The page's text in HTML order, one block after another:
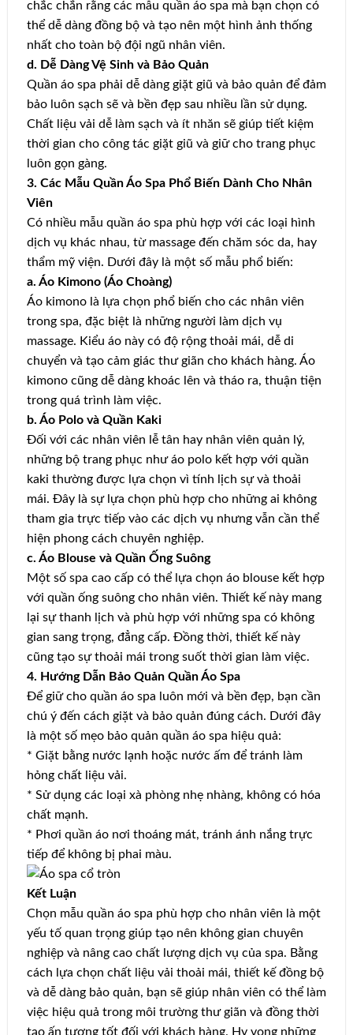
chắc chắn rằng các mẫu quần áo spa mà bạn chọn có
thể dễ dàng đồng bộ và tạo nên một hình ảnh thống
nhất cho toàn bộ đội ngũ nhân viên.
d. Dễ Dàng Vệ Sinh và Bảo Quản
Quần áo spa phải dễ dàng giặt giũ và bảo quản để đảm
bảo luôn sạch sẽ và bền đẹp sau nhiều lần sử dụng.
Chất liệu vải dễ làm sạch và ít nhăn sẽ giúp tiết kiệm
thời gian cho công tác giặt giũ và giữ cho trang phục
luôn gọn gàng.
3. Các Mẫu Quần Áo Spa Phổ Biến Dành Cho Nhân
Viên
Có nhiều mẫu quần áo spa phù hợp với các loại hình
dịch vụ khác nhau, từ massage đến chăm sóc da, hay
thẩm mỹ viện. Dưới đây là một số mẫu phổ biến:
a. Áo Kimono (Áo Choàng)
Áo kimono là lựa chọn phổ biến cho các nhân viên
trong spa, đặc biệt là những người làm dịch vụ
massage. Kiểu áo này có độ rộng thoải mái, dễ di
chuyển và tạo cảm giác thư giãn cho khách hàng. Áo
kimono cũng dễ dàng khoác lên và tháo ra, thuận tiện
trong quá trình làm việc.
b. Áo Polo và Quần Kaki
Đối với các nhân viên lễ tân hay nhân viên quản lý,
những bộ trang phục như áo polo kết hợp với quần
kaki thường được lựa chọn vì tính lịch sự và thoải
mái. Đây là sự lựa chọn phù hợp cho những ai không
tham gia trực tiếp vào các dịch vụ nhưng vẫn cần thể
hiện phong cách chuyên nghiệp.
c. Áo Blouse và Quần Ống Suông
Một số spa cao cấp có thể lựa chọn áo blouse kết hợp
với quần ống suông cho nhân viên. Thiết kế này mang
lại sự thanh lịch và phù hợp với những spa có không
gian sang trọng, đẳng cấp. Đồng thời, thiết kế này
cũng tạo sự thoải mái trong suốt thời gian làm việc.
4. Hướng Dẫn Bảo Quản Quần Áo Spa
Để giữ cho quần áo spa luôn mới và bền đẹp, bạn cần
chú ý đến cách giặt và bảo quản đúng cách. Dưới đây
là một số mẹo bảo quản quần áo spa hiệu quả:
* Giặt bằng nước lạnh hoặc nước ấm để tránh làm
hỏng chất liệu vải.
* Sử dụng các loại xà phòng nhẹ nhàng, không có hóa
chất mạnh.
* Phơi quần áo nơi thoáng mát, tránh ánh nắng trực
tiếp để không bị phai màu.
Kết Luận
Chọn mẫu quần áo spa phù hợp cho nhân viên là một
yếu tố quan trọng giúp tạo nên không gian chuyên
nghiệp và nâng cao chất lượng dịch vụ của spa. Bằng
cách lựa chọn chất liệu vải thoải mái, thiết kế đồng bộ
và dễ dàng bảo quản, bạn sẽ giúp nhân viên có thể làm
việc hiệu quả trong môi trường thư giãn và đồng thời
tạo ấn tượng tốt đối với khách hàng. Hy vọng những